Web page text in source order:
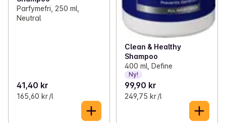
Parfymefri, 250 ml,
Neutral
41,40 kr
165,60 kr /l
Clean & Healthy
Shampoo
400 ml, Define
Ny!
99,90 kr
249,75 kr /l